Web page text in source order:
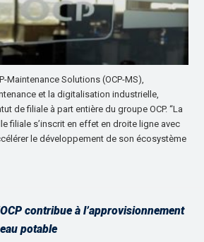
Maintenance Solutions (OCP-MS),
et la digitalisation industrielle,
de filiale à part entière du groupe OCP. “La
filiale s’inscrit en effet en droite ligne avec
le développement de son écosystème
contribue à l’approvisionnement
potable